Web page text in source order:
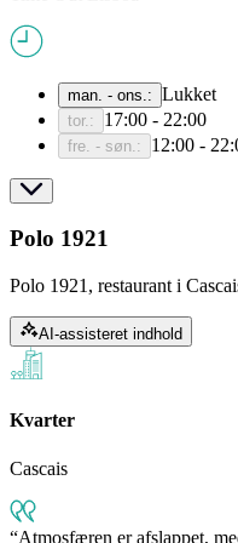
man. - ons. : Lukket
tor. : 17:00 - 22:00
fre. - søn. : 12:00 -
Polo 1921
Polo 1921, restaurant i
AI-assisteret indhold
Kvarter
Cascais
Atmosfæren er afslappet,